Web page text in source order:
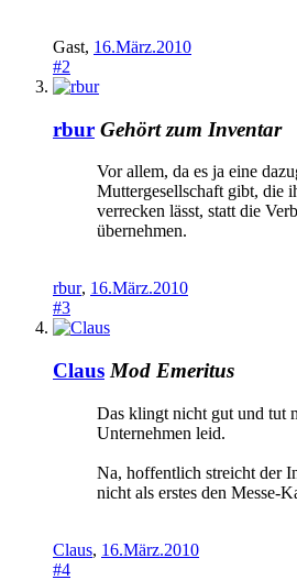
Gast, 16.März.2010
#2
rbur Gehört zum Inventar
Vor allem, da es ja eine
Muttergesellschaft gibt, die
verrecken lässt, statt die
übernehmen.
rbur, 16.März.2010
#3
Claus Mod Emeritus
Das klingt nicht gut und tut
Unternehmen leid.
Na, hoffentlich streicht der
nicht als erstes den Messe-
Claus, 16.März.2010
#4